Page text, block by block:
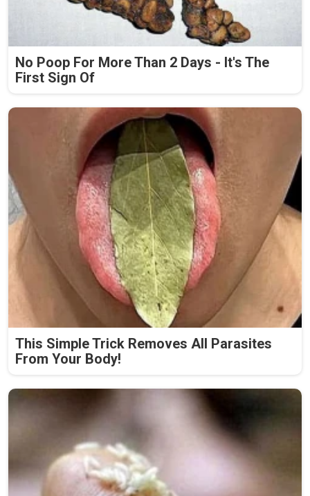
No Poop For More Than 2 Days - It's The
First Sign Of
This Simple Trick Removes All Parasites
From Your Body!